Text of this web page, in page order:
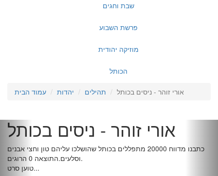
שבת וחגים
פרשת השבוע
מוזיקה יהודית
הכותל
עמוד הבית יהדות תהילים אורי זוהר - ניסים בכותל
אורי זוהר - ניסים בכותל
כתבנו מדווח 20000 מתפללים בכותל שהושלכו עליהם טון וחצי אבנים
וסלעים.התוצאה 0 הרוגים.
טוען סרט...